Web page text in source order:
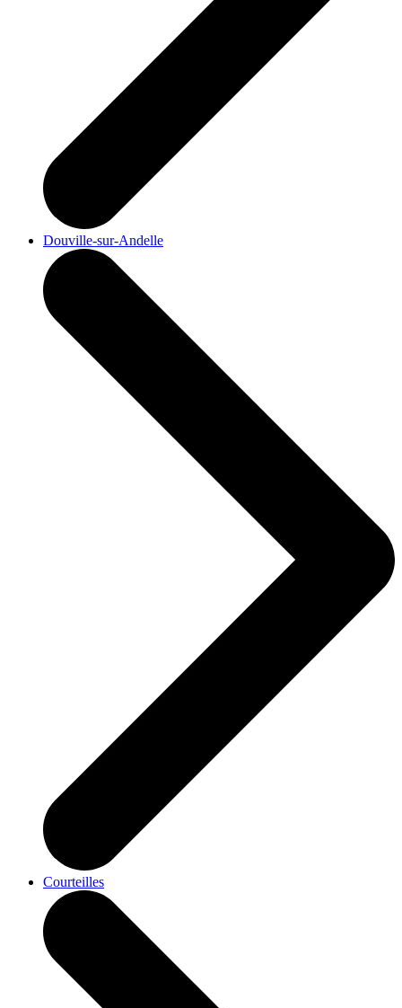
Douville-sur-Andelle
Courteilles